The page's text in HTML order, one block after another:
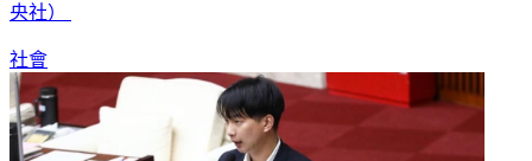
央社）
社會